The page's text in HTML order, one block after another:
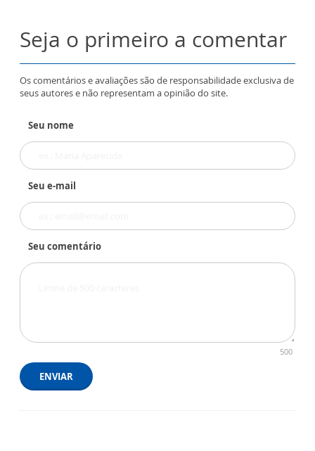
Seja o primeiro a comentar
Os comentários e avaliações são de responsabilidade exclusiva de
seus autores e não representam a opinião do site.
Seu nome
Seu e-mail
Seu comentário
500
ENVIAR